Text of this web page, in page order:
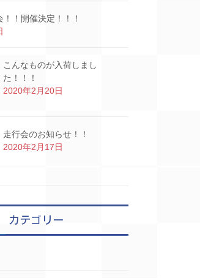
！開催決定！！！
こんなものが入荷しまし
た！！！
2020年2月20日
走行会のお知らせ！！
2020年2月17日
カテゴリー